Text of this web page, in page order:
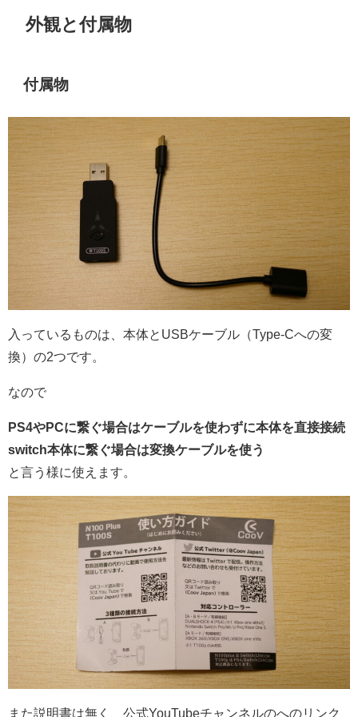
外観と付属物
付属物
入っているものは、本体とUSBケーブル（Type-Cへの変
換）の2つです。
なので
PS4やPCに繋ぐ場合はケーブルを使わずに本体を直接接続
switch本体に繋ぐ場合は変換ケーブルを使う
と言う様に使えます。
また説明書は無く、公式YouTubeチャンネルのへのリンク